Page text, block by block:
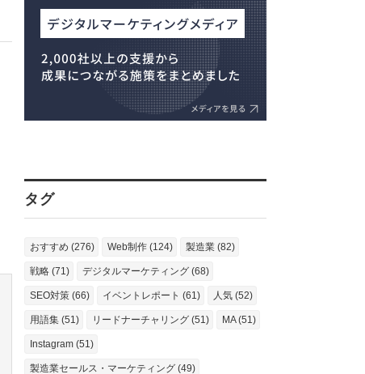
タグ
おすすめ (276) Web制作 (124) 製造業 (82)
戦略 (71) デジタルマーケティング (68)
SEO対策 (66) イベントレポート (61) 人気 (52)
用語集 (51) リードナーチャリング (51) MA (51)
Instagram (51)
製造業セールス・マーケティング (49)